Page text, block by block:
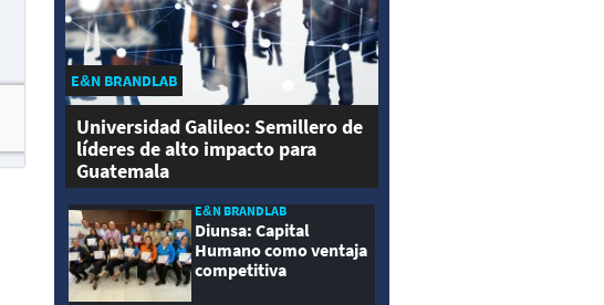
E&N BRANDLAB
Universidad Galileo: Semillero de
líderes de alto impacto para
Guatemala
E&N BRANDLAB
Diunsa: Capital
Humano como ventaja
competitiva